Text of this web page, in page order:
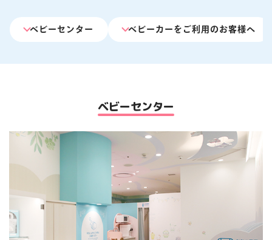
よくあるご質問 ニュース
イベント
ベビーセンター ベビーカーをご利用のお客様へ
ベビーセンター